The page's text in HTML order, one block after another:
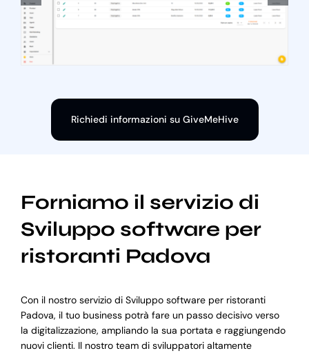
Richiedi informazioni su GiveMeHive
Forniamo il servizio di
Sviluppo software per
ristoranti Padova
Con il nostro servizio di Sviluppo software per ristoranti
Padova, il tuo business potrà fare un passo decisivo verso
la digitalizzazione, ampliando la sua portata e raggiungendo
nuovi clienti. Il nostro team di sviluppatori altamente